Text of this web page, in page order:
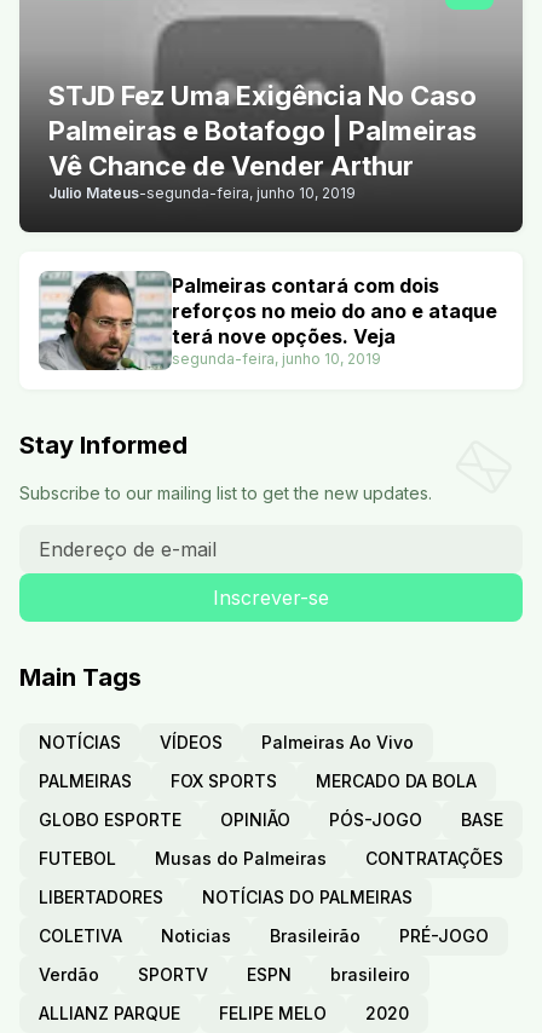
STJD Fez Uma Exigência No Caso
Palmeiras e Botafogo | Palmeiras
Vê Chance de Vender Arthur
Julio Mateus-segunda-feira, junho 10, 2019
Palmeiras contará com dois
reforços no meio do ano e ataque
terá nove opções. Veja
segunda-feira, junho 10, 2019
Stay Informed
Subscribe to our mailing list to get the new updates.
Main Tags
NOTÍCIAS VÍDEOS
Palmeiras Ao Vivo
PALMEIRAS
FOX SPORTS
MERCADO DA BOLA
GLOBO ESPORTE
OPINIÃO PÓS-JOGO
BASE
FUTEBOL
Musas do Palmeiras
CONTRATAÇÕES
LIBERTADORES
NOTÍCIAS DO PALMEIRAS
COLETIVA
Noticias Brasileirão
PRÉ-JOGO
Verdão
SPORTV ESPN
brasileiro
ALLIANZ PARQUE
FELIPE MELO
2020